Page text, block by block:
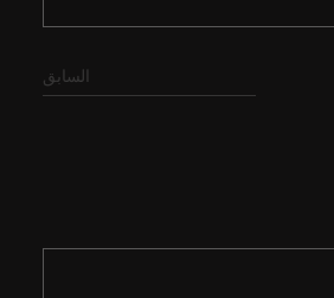
السابق